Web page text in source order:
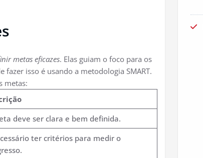
metas eficazes. Elas guiam o foco para os
isso é usando a metodologia SMART.
metas:
deve ser clara e bem definida.
ter critérios para medir o